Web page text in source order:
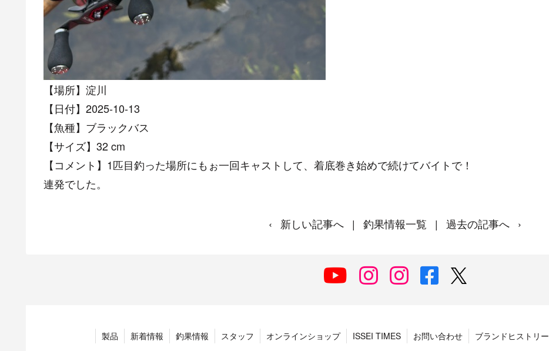
【場所】淀川
【日付】2025-10-13
【魚種】ブラックバス
【サイズ】32 cm
【コメント】1匹目釣った場所にもぉ一回キャストして、着底巻き始めで続けてバイトで！
連発でした。
‹ 新しい記事へ | 釣果情報一覧 | 過去の記事へ ›
製品 新着情報 釣果情報 スタッフ オンラインショップ ISSEI TIMES お問い合わせ ブランドヒストリー